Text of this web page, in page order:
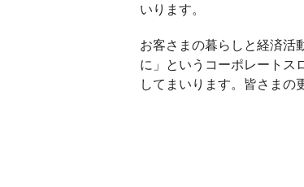
いります。
お客さまの暮らしと経済活
に」というコーポレートス
してまいります。皆さまの